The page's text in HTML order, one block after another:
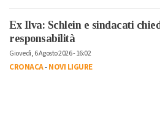
Ex Ilva: Schlein e sindacati
responsabilità
Giovedì, 6 Agosto 2026 - 16:02
CRONACA-NOVI LIGURE